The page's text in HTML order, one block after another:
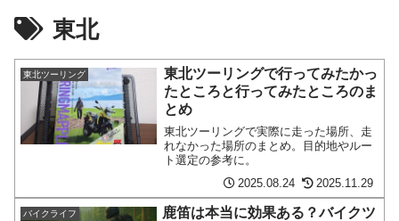
東北
東北ツーリング
東北ツーリングで行ってみたかっ
たところと行ってみたところのま
とめ
東北ツーリングで実際に走った場所、走
れなかった場所のまとめ。目的地やルー
ト選定の参考に。
2025.08.24 2025.11.29
バイクライフ
鹿笛は本当に効果ある？バイクツ